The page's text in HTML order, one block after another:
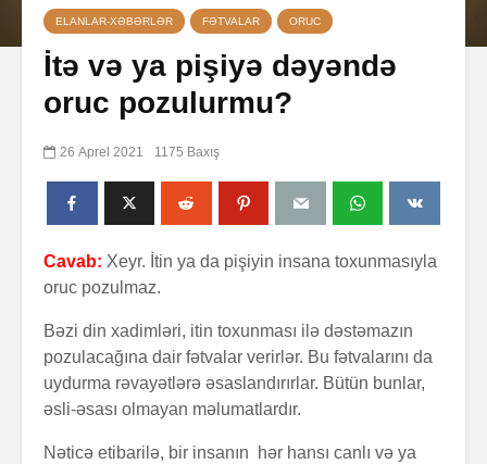
ELANLAR-XƏBƏRLƏR FƏTVALAR ORUC
İtə və ya pişiyə dəyəndə
oruc pozulurmu?
26 Aprel 2021 1175 Baxış
Cavab: Xeyr. İtin ya da pişiyin insana toxunmasıyla
oruc pozulmaz.
Bəzi din xadimləri, itin toxunması ilə dəstəmazın
pozulacağına dair fətvalar verirlər. Bu fətvalarını da
uydurma rəvayətlərə əsaslandırırlar. Bütün bunlar,
əsli-əsası olmayan məlumatlardır.
Nəticə etibarilə, bir insanın hər hansı canlı və ya